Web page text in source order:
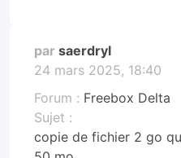
par saerdryl
24 mars 2025, 18:40
Forum : Freebox Delta
Sujet :
copie de fichier 2 go